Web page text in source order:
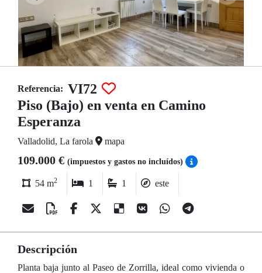
Referencia: VI72
Piso (Bajo) en venta en Camino
Esperanza
Valladolid, La farola mapa
109.000 € (impuestos y gastos no incluídos)
54 m2 1 1 este
Descripción
Planta baja junto al Paseo de Zorrilla, ideal como vivienda o